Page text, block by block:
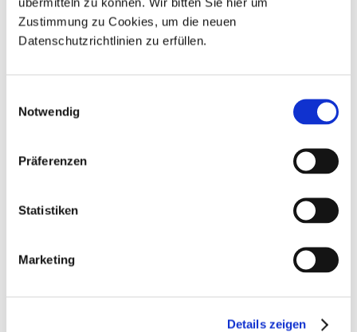
Zustimmung zu Cookies, um die neuen
Datenschutzrichtlinien zu erfüllen.
Notwendig
Präferenzen
Statistiken
Marketing
Details zeigen
FSC zertifizierte Spielkarte
n: Skat, Rommé, Poker, Memo,
Quartett, Fächer (z.B. Erste-Hilfe-Fächer), Puzzle und andere
Energieverbrauch. Die Gestaltung Ihrer Spiele und